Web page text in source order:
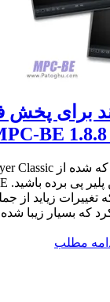
برای پخش
زیاید از
که بسیار زیبا شده
مطلب